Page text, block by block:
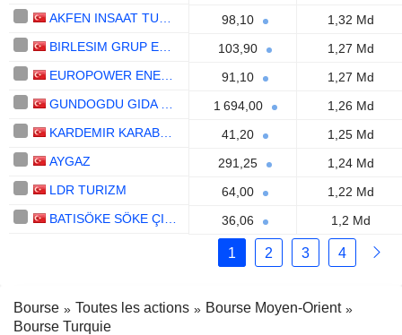
98,10
1,32 Md
103,90
1,27 Md
91,10
1,27 Md
1 694,00
1,26 Md
41,20
1,25 Md
AYGAZ
291,25
1,24 Md
LDR TURIZM
64,00
1,22 Md
36,06 1,2 Md
1 2 3 4
Bourse Toutes les actions
Bourse Moyen-Orient
Bourse Turquie